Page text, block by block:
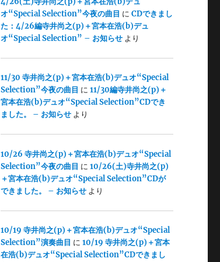
オ“Special Selection”今夜の曲目 に CDできまし
た：4/26編寺井尚之(p)＋宮本在浩(b)デュ
オ“Special Selection” – お知らせより
11/30 寺井尚之(p)＋宮本在浩(b)デュオ“Special
Selection”今夜の曲目 に 11/30編寺井尚之(p)＋
宮本在浩(b)デュオ“Special Selection”CDでき
ました。 – お知らせより
10/26 寺井尚之(p)＋宮本在浩(b)デュオ“Special
Selection”今夜の曲目 に 10/26(土)寺井尚之(p)
＋宮本在浩(b)デュオ“Special Selection”CDが
できました。 – お知らせより
10/19 寺井尚之(p)＋宮本在浩(b)デュオ“Special
Selection”演奏曲目 に 10/19 寺井尚之(p)＋宮本
在浩(b)デュオ“Special Selection”CDできまし